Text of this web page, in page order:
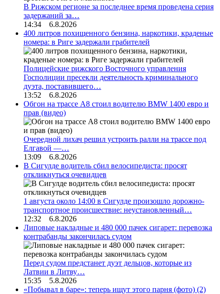
В Рижском регионе за последнее время проведена серия
задержаний за…
14:34 6.8.2026
400 литров похищенного бензина, наркотики, краденые
номера: в Риге задержали грабителей
Полицейские рижского Восточного управления
Госполиции пресекли деятельность криминального
дуэта, поставившего…
13:52 6.8.2026
Обгон на трассе А8 стоил водителю BMW 1400 евро и
прав (видео)
Очередной лихач решил устроить ралли на трассе под
Елгавой —…
13:09 6.8.2026
В Сигулде водитель сбил велосипедиста: просят
откликнуться очевидцев
1 августа около 14:00 в Сигулде произошло дорожно-
транспортное происшествие: неустановленный…
12:32 6.8.2026
Липовые накладные и 480 000 пачек сигарет: перевозка
контрабанды закончилась судом
Перед судом предстанет дуэт дельцов, которые из
Латвии в Литву…
15:35 5.8.2026
«Побывал в баре»: теперь ищут этого парня (фото) (2)